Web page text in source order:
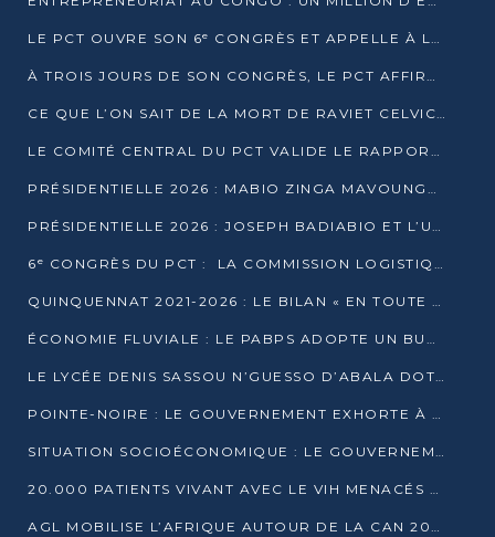
LE PCT OUVRE SON 6ᵉ CONGRÈS ET APPELLE À LA CANDIDATURE DE DENIS SASSOU NGUESSO
À TROIS JOURS DE SON CONGRÈS, LE PCT AFFIRME AVOIR ATTEINT TOUS SES OBJECTIFS
CE QUE L’ON SAIT DE LA MORT DE RAVIET CELVIC N’TSIANTSIE
LE COMITÉ CENTRAL DU PCT VALIDE LE RAPPORT DU CONGRÈS ET SOUTIENT DENIS SASSOU N’GUESSO
PRÉSIDENTIELLE 2026 : MABIO ZINGA MAVOUNGOU DÉCLARE SA CANDIDATURE ET CHARGE LE BILAN DU PCT
PRÉSIDENTIELLE 2026 : JOSEPH BADIABIO ET L’UDH-YUKI JOUENT LA PRUDENCE
6ᵉ CONGRÈS DU PCT : LA COMMISSION LOGISTIQUE ASSURE LA DISTRIBUTION DES KITS
QUINQUENNAT 2021-2026 : LE BILAN « EN TOUTE TRANSPARENCE » PRÉSENTÉ À LA PRESSE
ÉCONOMIE FLUVIALE : LE PABPS ADOPTE UN BUDGET 2026 DE PLUS DE 2,7 MILLIARDS FCFA
LE LYCÉE DENIS SASSOU N’GUESSO D’ABALA DOTÉ D’UNE SALLE MULTIMÉDIA
POINTE-NOIRE : LE GOUVERNEMENT EXHORTE À UN USAGE RESPONSABLE DU NOUVEAU MATÉRIEL MUNICIPAL
SITUATION SOCIOÉCONOMIQUE : LE GOUVERNEMENT INTERPELLÉ DEVANT LE SÉNAT
20.000 PATIENTS VIVANT AVEC LE VIH MENACÉS D’ARRÊT DE TRAITEMENT
AGL MOBILISE L’AFRIQUE AUTOUR DE LA CAN 2025